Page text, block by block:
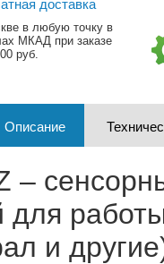
доставка
в любую точку в
МКАД при заказе
руб.
Описание
–
для
и